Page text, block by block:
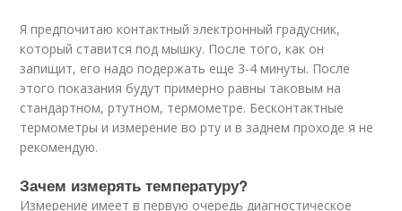
Я предпочитаю контактный электронный градусник,
который ставится под мышку. После того, как он
запищит, его надо подержать еще 3-4 минуты. После
этого показания будут примерно равны таковым на
стандартном, ртутном, термометре. Бесконтактные
термометры и измерение во рту и в заднем проходе я не
рекомендую.
Зачем измерять температуру?
Измерение имеет в первую очередь диагностическое